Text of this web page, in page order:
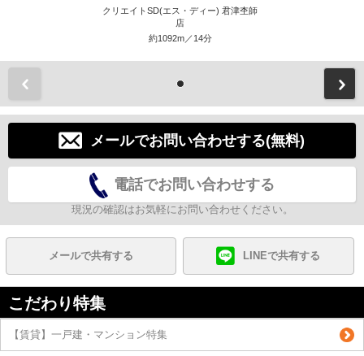
クリエイトSD(エス・ディー) 君津杢師
店
約1092m／14分
メールでお問い合わせする(無料)
電話でお問い合わせする
現況の確認はお気軽にお問い合わせください。
メールで共有する LINEで共有する
こだわり特集
【賃貸】一戸建・マンション特集